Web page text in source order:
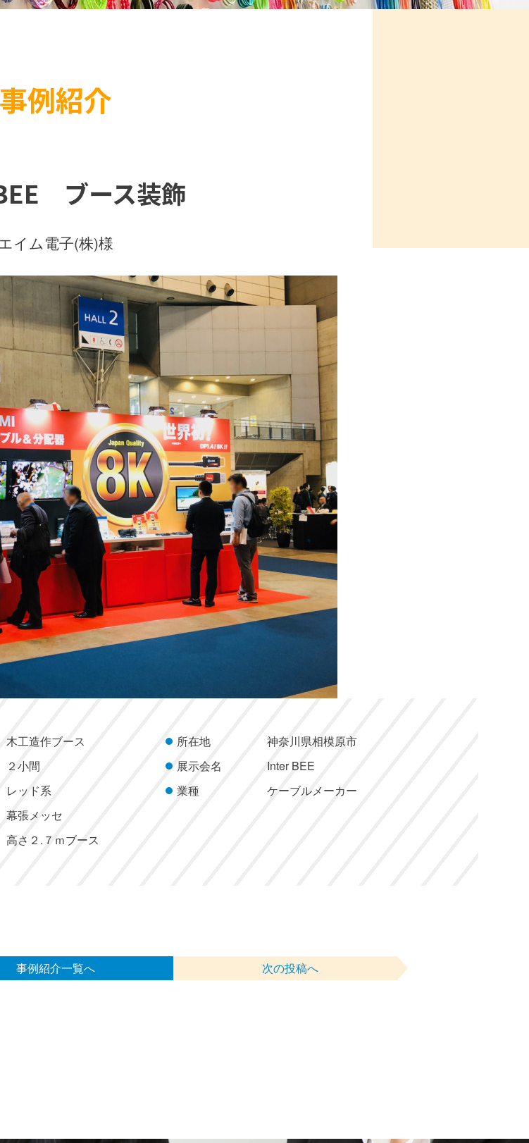
事例紹介
ブース装飾
イム電子(株)様
木工造作ブース
２小間
レッド系
幕張メッセ
高さ２.７ｍブース
所在地
神奈川県相模原市
展示会名
Inter BEE
業種
ケーブルメーカー
事例紹介一覧へ 次の投稿へ